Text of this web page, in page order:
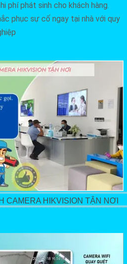
phí phát sinh cho khách hàng.
phục sự cố ngay tại nhà với quy
CAMERA HIKVISION TẬN NƠI